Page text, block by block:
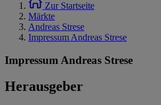
Zur Startseite
Märkte
Andreas Strese
Impressum Andreas Strese
Impressum Andreas Strese
Herausgeber